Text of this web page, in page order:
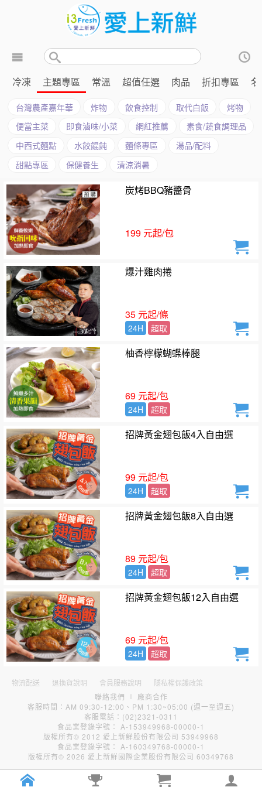
冷凍 主題專區 常溫 超值任選 肉品 折扣專區
台灣農產嘉年華 炸物 飲食控制 取代白飯
烤物
便當主菜
即食滷味/小菜 網紅推薦
素食/蔬食調理品
中西式麵點
水餃餛飩 麵條專區
湯品/配料
甜點專區
保健養生 清涼消暑
炭烤BBQ豬醬骨
199 元起/包
爆汁雞肉捲
35 元起/條
24H 超取
柚香檸檬蝴蝶棒腿
69 元起/包
24H 超取
招牌黃金翅包飯4入自由選
99 元起/包
24H 超取
招牌黃金翅包飯8入自由選
89 元起/包
24H 超取
招牌黃金翅包飯12入自由選
69 元起/包
24H 超取
物流配送 退換貨說明 會員服務說明
隱私權保護政策
聯絡我們 ∣ 廠商合作
客服時間：AM 09:30-12:00、PM 1:30~05:00 (週一至週五)
客服電話：(02)2321-0311
食品業登錄字號： A-153949968-00000-1
版權所有© 2012 愛上新鮮股份有限公司 53949968
食品業登錄字號： A-160349768-00000-1
版權所有© 2026 愛上新鮮國際企業股份有限公司 60349768